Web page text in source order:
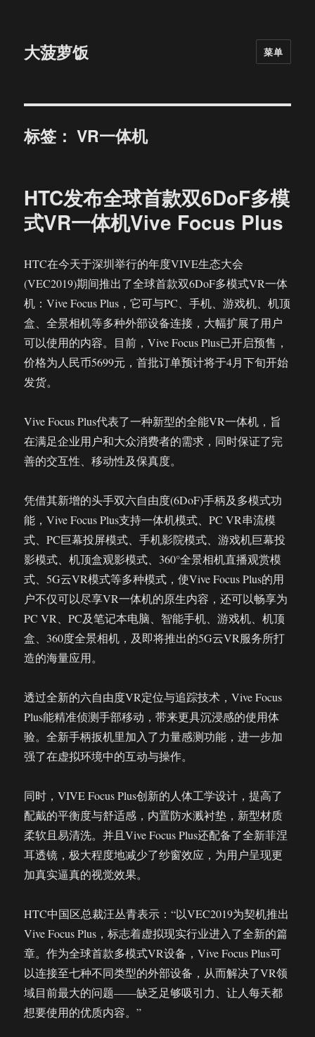
大菠萝饭 菜单
标签：VR一体机
HTC发布全球首款双6DoF多模
式VR一体机Vive Focus Plus
HTC在今天于深圳举行的年度VIVE生态大会
(VEC2019)期间推出了全球首款双6DoF多模式VR一体
机：Vive Focus Plus，它可与PC、手机、游戏机、机顶
盒、全景相机等多种外部设备连接，大幅扩展了用户
可以使用的内容。目前，Vive Focus Plus已开启预售，
价格为人民币5699元，首批订单预计将于4月下旬开始
发货。
Vive Focus Plus代表了一种新型的全能VR一体机，旨
在满足企业用户和大众消费者的需求，同时保证了完
善的交互性、移动性及保真度。
凭借其新增的头手双六自由度(6DoF)手柄及多模式功
能，Vive Focus Plus支持一体机模式、PC VR串流模
式、PC巨幕投屏模式、手机影院模式、游戏机巨幕投
影模式、机顶盒观影模式、360°全景相机直播观赏模
式、5G云VR模式等多种模式，使Vive Focus Plus的用
户不仅可以尽享VR一体机的原生内容，还可以畅享为
PC VR、PC及笔记本电脑、智能手机、游戏机、机顶
盒、360度全景相机，及即将推出的5G云VR服务所打
造的海量应用。
透过全新的六自由度VR定位与追踪技术，Vive Focus
Plus能精准侦测手部移动，带来更具沉浸感的使用体
验。全新手柄扳机里加入了力量感测功能，进一步加
强了在虚拟环境中的互动与操作。
同时，VIVE Focus Plus创新的人体工学设计，提高了
配戴的平衡度与舒适感，内置防水溅衬垫，新型材质
柔软且易清洗。并且Vive Focus Plus还配备了全新菲涅
耳透镜，极大程度地减少了纱窗效应，为用户呈现更
加真实逼真的视觉效果。
HTC中国区总裁汪丛青表示：“以VEC2019为契机推出
Vive Focus Plus，标志着虚拟现实行业进入了全新的篇
章。作为全球首款多模式VR设备，Vive Focus Plus可
以连接至七种不同类型的外部设备，从而解决了VR领
域目前最大的问题——缺乏足够吸引力、让人每天都
想要使用的优质内容。”